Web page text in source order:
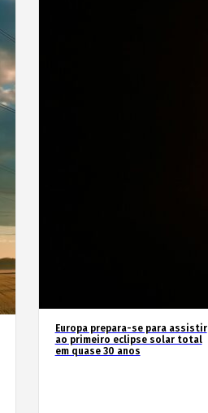
Europa prepara-se para assistir
ao primeiro eclipse solar total
em quase 30 anos